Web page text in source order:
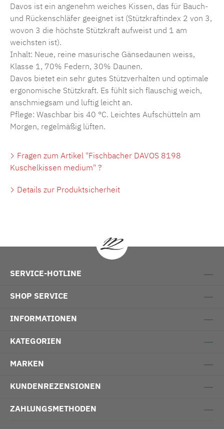
Davos ist ein angenehm weiches Kissen, das für Bauch-
und Rückenschläfer geeignet ist (Stützkraftindex 2 von 3,
wovon 3 die höchste Stützkraft aufweist und 1 am
weichsten ist).
Inhalt: Neue, reine masurische Gänsedaunen weiss,
Klasse 1, 70% Federn, 30% Daunen.
Davos bietet ein sehr gutes Stützverhalten und optimale
ergonomische Stützkraft. Es fühlt sich flauschig weich,
anschmiegsam und luftig leicht an.
Pflege: Waschbar bis 40 °C. Leichtes Aufschütteln am
Morgen, regelmäßig lüften.
Fragen zum Artikel "Fischbacher DAVOS 8198
Kuschelkissen medium" ?
Details zur Produktsicherheit
SERVICE-HOTLINE
SHOP SERVICE
INFORMATIONEN
KATEGORIEN
MARKEN
KUNDENREZENSIONEN
ZAHLUNGSMETHODEN